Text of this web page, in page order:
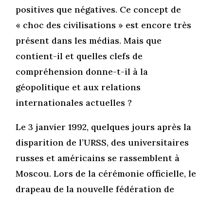
positives que négatives. Ce concept de
« choc des civilisations » est encore très
présent dans les médias. Mais que
contient-il et quelles clefs de
compréhension donne-t-il à la
géopolitique et aux relations
internationales actuelles ?
Le 3 janvier 1992, quelques jours après la
disparition de l’URSS, des universitaires
russes et américains se rassemblent à
Moscou. Lors de la cérémonie officielle, le
drapeau de la nouvelle fédération de